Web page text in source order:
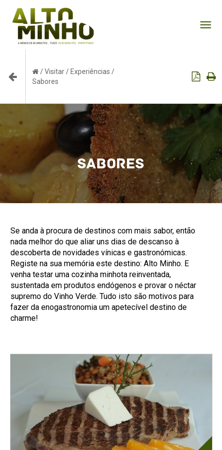
/Visitar/ Experiências /
Sabores
Sabores
Se anda à procura de destinos com mais sabor, então
nada melhor do que aliar uns dias de descanso à
descoberta de novidades vínicas e gastronómicas.
Registe na sua memória este destino: Alto Minho. E
venha testar uma cozinha minhota reinventada,
sustentada em produtos endógenos e provar o néctar
supremo do Vinho Verde. Tudo isto são motivos para
fazer da enogastronomia um apetecível destino de
charme!